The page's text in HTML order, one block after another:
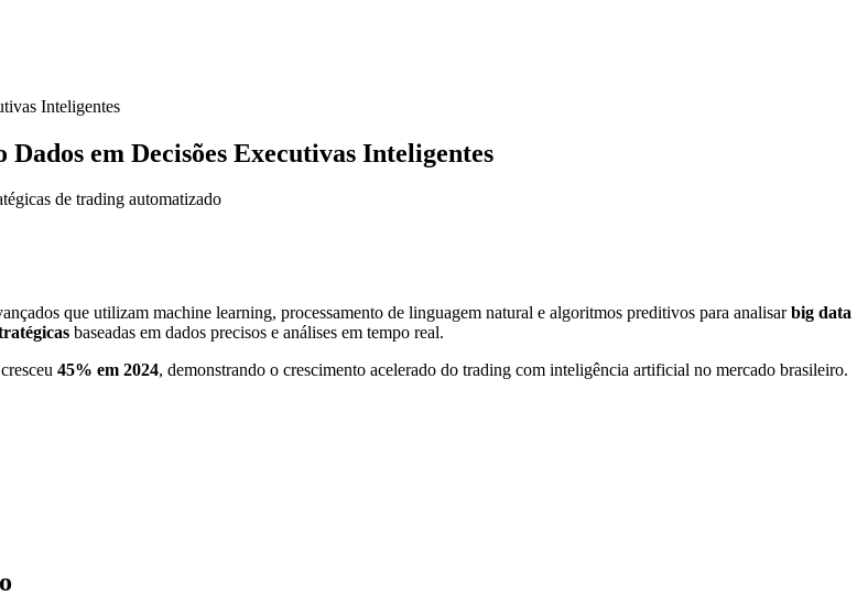
Inteligentes
em Decisões Executivas Inteligentes
que utilizam machine learning, processamento de linguagem natural e algoritmos preditivos para analisarbig data
baseadas em dados precisos e análises em tempo real.
45% em 2024, demonstrando o crescimento acelerado do trading com inteligência artificial no mercado brasileiro.